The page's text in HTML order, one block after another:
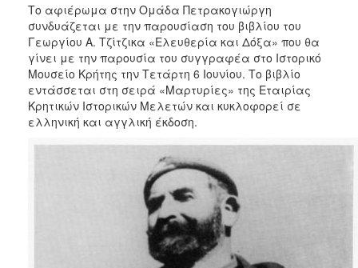
ΠΟΛΙΤΙΣΜΟΣ
ΑΝΘΕΚΤΙΚΗ
ΠΟΛΗ
Το αφιέρωμα στην Ομάδα Πετρακογιώργη
συνδυάζεται με την παρουσίαση του βιβλίου του
Γεωργίου Α. Τζίτζικα «Ελευθερία και Δόξα» που θα
γίνει με την παρουσία του συγγραφέα στο Ιστορικό
Μουσείο Κρήτης την Τετάρτη 6 Ιουνίου. Το βιβλίο
εντάσσεται στη σειρά «Μαρτυρίες» της Εταιρίας
Κρητικών Ιστορικών Μελετών και κυκλοφορεί σε
ελληνική και αγγλική έκδοση.